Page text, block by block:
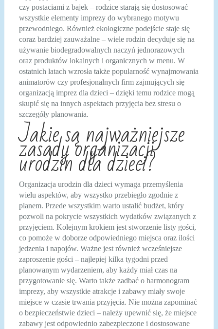
czy postaciami z bajek – rodzice starają się dostosować
wszystkie elementy imprezy do wybranego motywu
przewodniego. Również ekologiczne podejście staje się
coraz bardziej zauważalne – wiele rodzin decyduje się na
używanie biodegradowalnych naczyń jednorazowych
oraz produktów lokalnych i organicznych w menu. W
ostatnich latach wzrosła także popularność wynajmowania
animatorów czy profesjonalnych firm zajmujących się
organizacją imprez dla dzieci – dzięki temu rodzice mogą
skupić się na innych aspektach przyjęcia bez stresu o
szczegóły planowania.
Jakie są najważniejsze
zasady organizacji
urodzin dla dzieci?
Organizacja urodzin dla dzieci wymaga przemyślenia
wielu aspektów, aby wszystko przebiegło zgodnie z
planem. Przede wszystkim warto ustalić budżet, który
pozwoli na pokrycie wszystkich wydatków związanych z
przyjęciem. Kolejnym krokiem jest stworzenie listy gości,
co pomoże w doborze odpowiedniego miejsca oraz ilości
jedzenia i napojów. Ważne jest również wcześniejsze
zaproszenie gości – najlepiej kilka tygodni przed
planowanym wydarzeniem, aby każdy miał czas na
przygotowanie się. Warto także zadbać o harmonogram
imprezy, aby wszystkie atrakcje i zabawy miały swoje
miejsce w czasie trwania przyjęcia. Nie można zapominać
o bezpieczeństwie dzieci – należy upewnić się, że miejsce
zabawy jest odpowiednio zabezpieczone i dostosowane